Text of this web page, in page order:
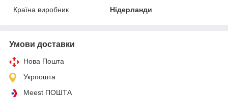
Країна виробник
Нідерланди
Умови доставки
Нова Пошта
Укрпошта
Meest ПОШТА